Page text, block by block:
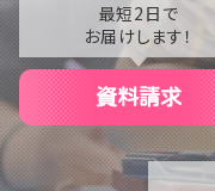
最短2日で
お届けします！
資料請求